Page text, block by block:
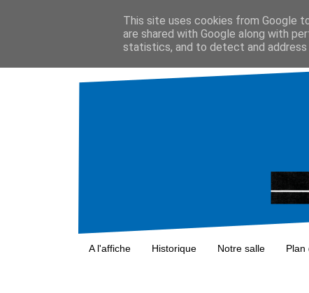
A l'affiche Historique Notre salle Plan
This site uses cookies from Google
are shared with Google along with
statistics, and to detect and address